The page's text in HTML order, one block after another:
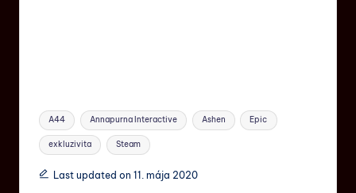
A44 Annapurna Interactive Ashen Epic
exkluzivita Steam
Last updated on 11. mája 2020